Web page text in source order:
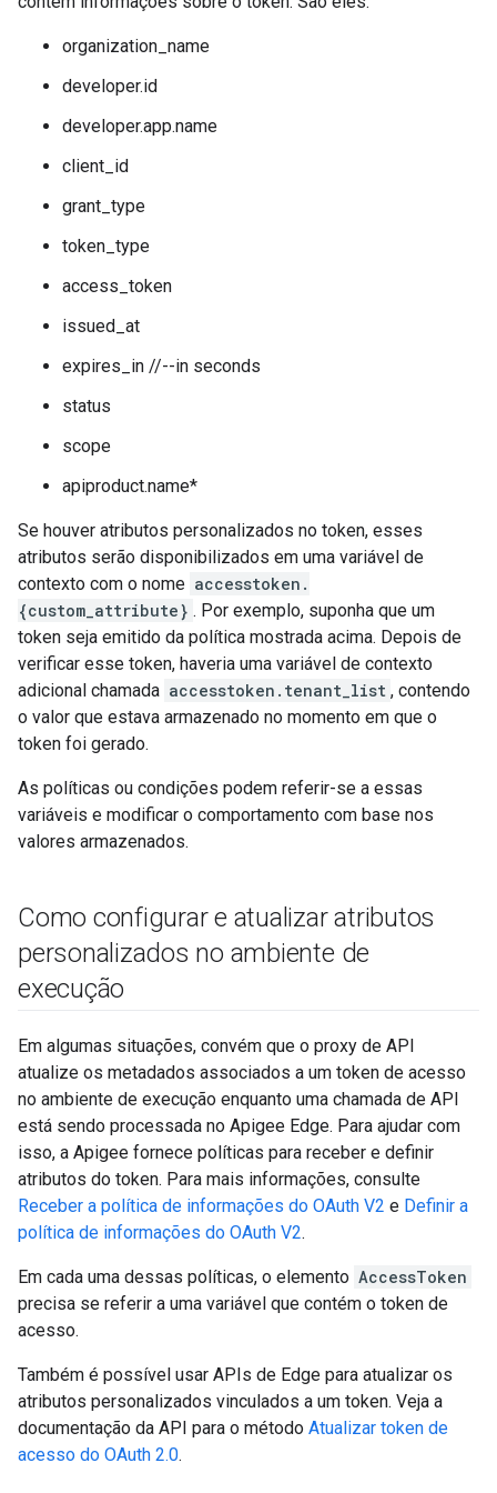
organization_name
developer.id
developer.app.name
client_id
grant_type
token_type
access_token
issued_at
expires_in //--in seconds
status
scope
apiproduct.name*
Se houver atributos personalizados no token, esses
atributos serão disponibilizados em uma variável de
contexto com o nome accesstoken.
{custom_attribute} . Por exemplo, suponha que um
token seja emitido da política mostrada acima. Depois de
verificar esse token, haveria uma variável de contexto
adicional chamada accesstoken.tenant_list , contendo
o valor que estava armazenado no momento em que o
token foi gerado.
As políticas ou condições podem referir-se a essas
variáveis e modificar o comportamento com base nos
valores armazenados.
Como configurar e atualizar atributos
personalizados no ambiente de
execução
Em algumas situações, convém que o proxy de API
atualize os metadados associados a um token de acesso
no ambiente de execução enquanto uma chamada de API
está sendo processada no Apigee Edge. Para ajudar com
isso, a Apigee fornece políticas para receber e definir
atributos do token. Para mais informações, consulte
Receber a política de informações do OAuth V2 e Definir a
política de informações do OAuth V2.
Em cada uma dessas políticas, o elemento AccessToken
precisa se referir a uma variável que contém o token de
acesso.
Também é possível usar APIs de Edge para atualizar os
atributos personalizados vinculados a um token. Veja a
documentação da API para o método Atualizar token de
acesso do OAuth 2.0.